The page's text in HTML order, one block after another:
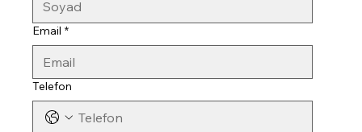
Email *
Telefon